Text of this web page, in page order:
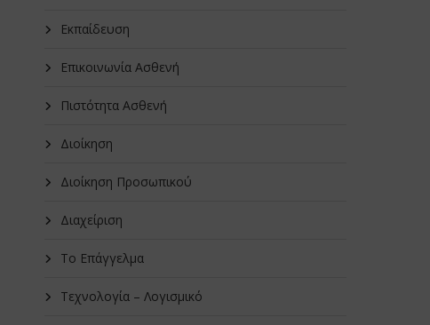
Εκπαίδευση
Επικοινωνία Ασθενή
Πιστότητα Ασθενή
Διοίκηση
Διοίκηση Προσωπικού
Διαχείριση
Το Επάγγελμα
Τεχνολογία – Λογισμικό